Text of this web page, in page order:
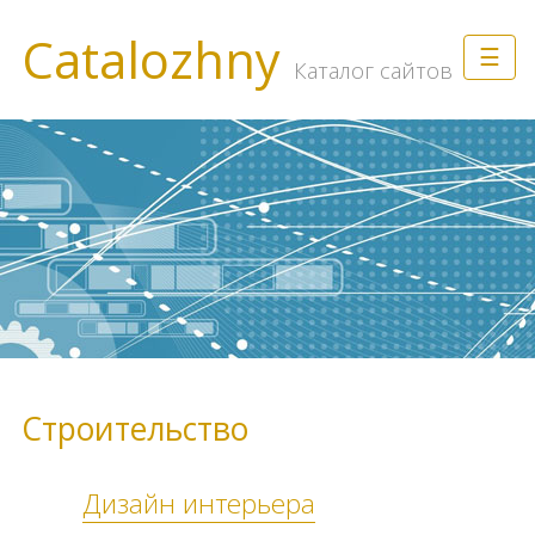
Catalozhny Каталог сайтов ☰
Строительство
Дизайн интерьера